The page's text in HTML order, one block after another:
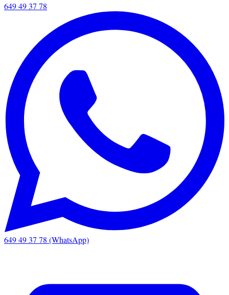
649 49 37 78
649 49 37 78 (WhatsApp)